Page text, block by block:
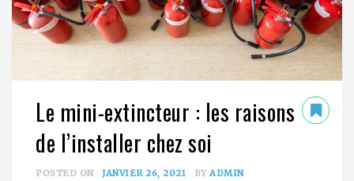
Le mini-extincteur : les raisons
de l’installer chez soi
POSTED ON JANVIER 26, 2021 BY ADMIN